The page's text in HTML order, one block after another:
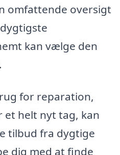
omfattende oversigt
kan vælge den
for reparation,
et helt nyt tag, kan
tilbud fra dygtige
dig med at finde